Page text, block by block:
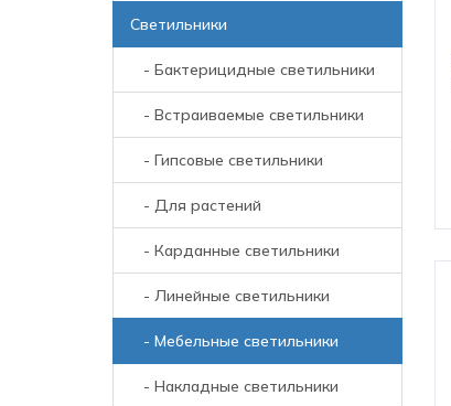
Светильники
- Бактерицидные светильники
- Встраиваемые светильники
- Гипсовые светильники
- Для растений
- Карданные светильники
- Линейные светильники
- Мебельные светильники
- Накладные светильники